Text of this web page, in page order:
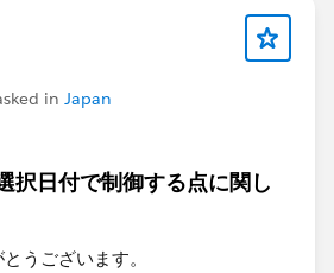
in Japan
択日付で制御する点に関し
うございます。